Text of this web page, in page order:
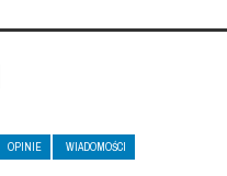
OPINIE WIADOMOŚCI